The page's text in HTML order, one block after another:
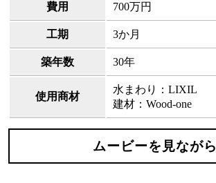
費用 700万円
工期 3か月
築年数 30年
使用商材
水まわり：LIXIL
建材：Wood-one
ムービーを見ながら